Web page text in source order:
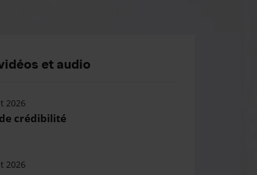
et audio
2026
crédibilité
2026